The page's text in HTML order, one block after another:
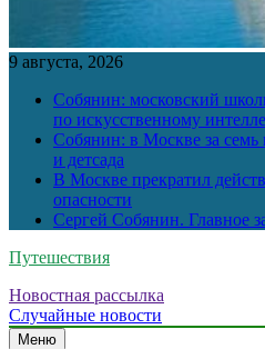
9 августа, 2026
Собянин: московский
по искусственному
Собянин: в Москве за
и детсада
В Москве прекратил
опасности
Сергей Собянин. Главное
Путешествия
Новостная рассылка
Случайные новости
Меню